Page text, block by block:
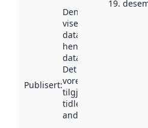
Publisert:
Denne datoen
viser når
datasettet vart
henta inn av
data.norge.no.
Det kan ha
vore
tilgjengeleg
tidlegare
andre stader.
19.